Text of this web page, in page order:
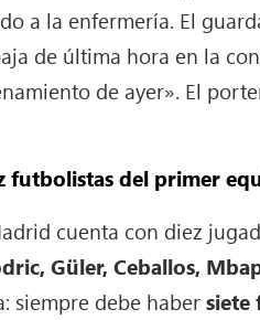
a la enfermería. El
de última hora en la
de ayer». El
futbolistas del primer
cuenta con diez
Güler, Ceballos,
siempre debe habersiete